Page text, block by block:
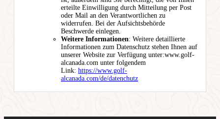
erteilte Einwilligung durch Mitteilung per Post
oder Mail an den Verantwortlichen zu
widerrufen. Bei der Aufsichtsbehörde
Beschwerde einlegen.
Weitere Informationen: Weitere detaillierte
Informationen zum Datenschutz stehen Ihnen auf
unserer Website zur Verfügung unter:www.golf-
alcanada.com unter folgendem
Link: https://www.golf-
alcanada.com/de/datenchutz